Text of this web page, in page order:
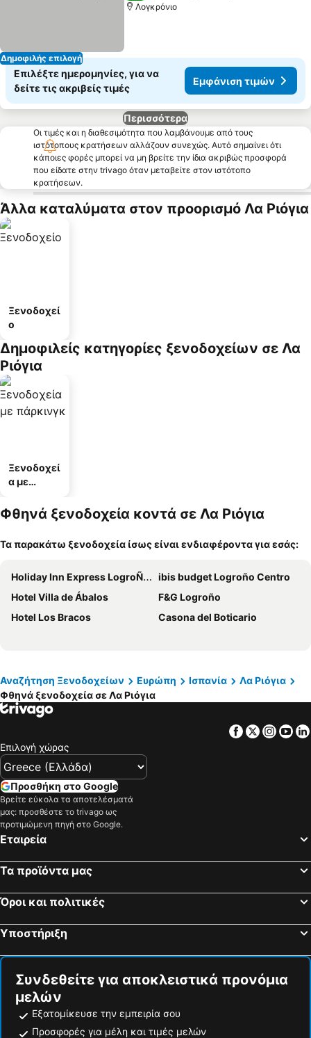
Δημοφιλής επιλογή
Λογκρόνιο
Επιλέξτε ημερομηνίες, για να
δείτε τις ακριβείς τιμές
Εμφάνιση τιμών
Περισσότερα
Οι τιμές και η διαθεσιμότητα που λαμβάνουμε από τους
ιστότοπους κρατήσεων αλλάζουν συνεχώς. Αυτό σημαίνει ότι
κάποιες φορές μπορεί να μη βρείτε την ίδια ακριβώς προσφορά
που είδατε στην trivago όταν μεταβείτε στον ιστότοπο
κρατήσεων.
Άλλα καταλύματα στον προορισμό Λα Ριόγια
Ξενοδοχεί
ο
Δημοφιλείς κατηγορίες ξενοδοχείων σε Λα
Ριόγια
Ξενοδοχεί
α με
Φθηνά ξενοδοχεία κοντά σε Λα Ριόγια
Τα παρακάτω ξενοδοχεία ίσως είναι ενδιαφέροντα για εσάς:
Holiday Inn Express LogroÑo Rioja By Ihg
ibis budget Logroño Centro
Hotel Villa de Ábalos
F&G Logroño
Hotel Los Bracos
Casona del Boticario
Αναζήτηση Ξενοδοχείων Ευρώπη Ισπανία
Λα Ριόγια
Φθηνά ξενοδοχεία σε Λα Ριόγια
Facebook
Twitter
Επιλογή χώρας
Προσθήκη στο Google
Βρείτε εύκολα τα αποτελέσματά
μας: προσθέστε το trivago ως
προτιμώμενη πηγή στο Google.
Εταιρεία
Τα προϊόντα μας
Όροι και πολιτικές
Υποστήριξη
Συνδεθείτε για αποκλειστικά προνόμια
μελών
Εξατομίκευσε την εμπειρία σου
Προσφορές για μέλη και τιμές μελών